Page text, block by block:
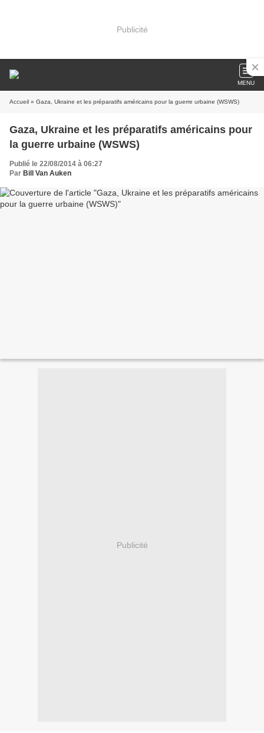
Publicité
MENU
Accueil » Gaza, Ukraine et les préparatifs américains pour la guerre urbaine (WSWS)
Gaza, Ukraine et les préparatifs américains pour
la guerre urbaine (WSWS)
Publié le 22/08/2014 à 06:27
Par Bill Van Auken
Publicité